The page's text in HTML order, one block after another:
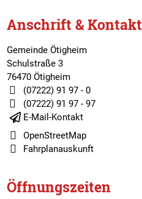
Anschrift & Kontakt
Gemeinde Ötigheim
Schulstraße 3
76470 Ötigheim
(07222) 91 97 - 0
(07222) 91 97 - 97
E-Mail-Kontakt
OpenStreetMap
Fahrplanauskunft
Öffnungszeiten